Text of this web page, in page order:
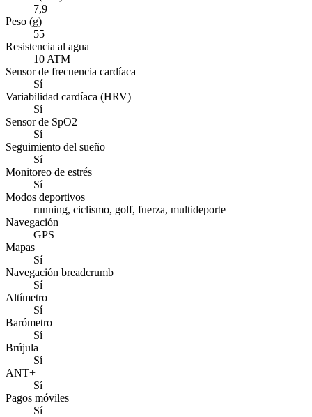
7,9
Peso (g)
55
Resistencia al agua
10 ATM
Sensor de frecuencia cardíaca
Sí
Variabilidad cardíaca (HRV)
Sí
Sensor de SpO2
Sí
Seguimiento del sueño
Sí
Monitoreo de estrés
Sí
Modos deportivos
running, ciclismo, golf, fuerza, multideporte
Navegación
GPS
Mapas
Sí
Navegación breadcrumb
Sí
Altímetro
Sí
Barómetro
Sí
Brújula
Sí
ANT+
Sí
Pagos móviles
Sí